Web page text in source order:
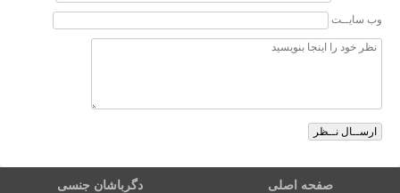
وب سایــت
صفحه اصلی دگرباشان جنسی